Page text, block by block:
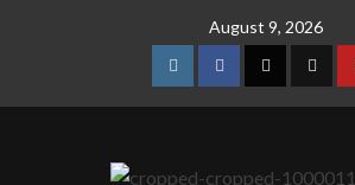
August 9, 2026